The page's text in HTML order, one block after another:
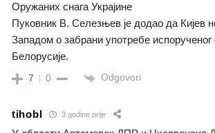
Оружаних снага Украјине
Пуковник В. Селезњев је додао да Кијев
Западом о забрани употребе испорученог
Белорусије.
7 0 Odgovori
tihobl 3 godine prije